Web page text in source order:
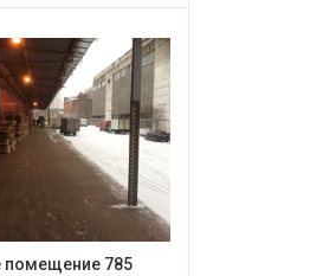
помещение 785